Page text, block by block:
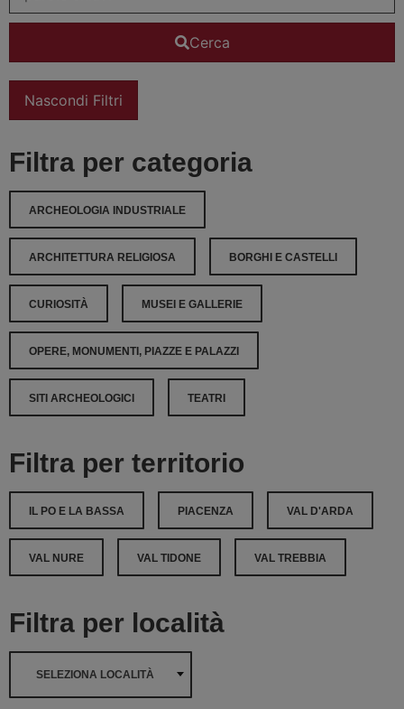
Cerca
Nascondi Filtri
Filtra per categoria
ARCHEOLOGIA INDUSTRIALE
ARCHITETTURA RELIGIOSA BORGHI E CASTELLI
CURIOSITÀ MUSEI E GALLERIE
OPERE, MONUMENTI, PIAZZE E PALAZZI
SITI ARCHEOLOGICI TEATRI
Filtra per territorio
IL PO E LA BASSA PIACENZA VAL D'ARDA
VAL NURE VAL TIDONE VAL TREBBIA
Filtra per località
SELEZIONA LOCALITÀ